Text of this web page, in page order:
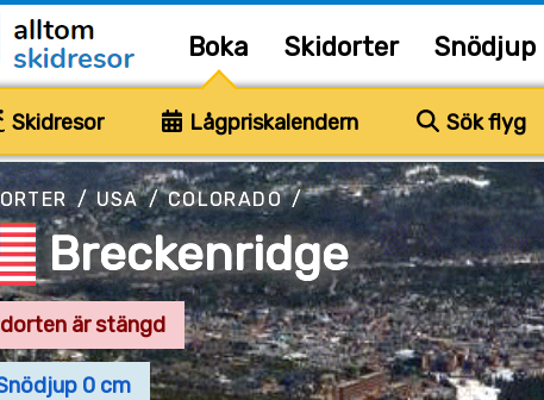
Boka Skidorter Snödjup
Skidresor Lågpriskalendern Sök flyg
/USA/COLORADO/
Breckenridge
är stängd
0 cm